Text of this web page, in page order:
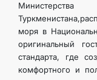
моря в
оригинальный
стандарта, где
комфортного и